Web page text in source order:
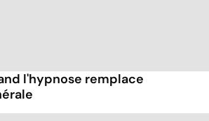
l'hypnose remplace